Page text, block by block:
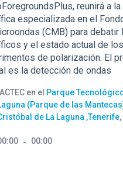
reunirá a
especializada en el
(CMB) para
y el estado actual de los
de polarización. El
es la detección de ondas
IACTEC en el Parque
(Parque de las
de La Laguna ,Tenerife
00:00